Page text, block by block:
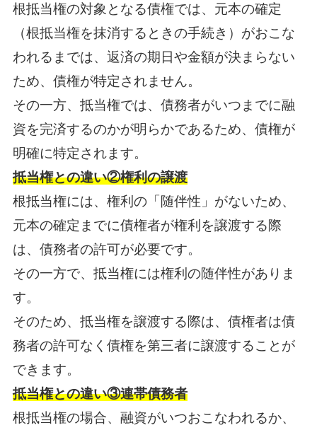
根抵当権の対象となる債権では、元本の確定
（根抵当権を抹消するときの手続き）がおこな
われるまでは、返済の期日や金額が決まらない
ため、債権が特定されません。
その一方、抵当権では、債務者がいつまでに融
資を完済するのかが明らかであるため、債権が
明確に特定されます。
抵当権との違い②権利の譲渡
根抵当権には、権利の「随伴性」がないため、
元本の確定までに債権者が権利を譲渡する際
は、債務者の許可が必要です。
その一方で、抵当権には権利の随伴性がありま
す。
そのため、抵当権を譲渡する際は、債権者は債
務者の許可なく債権を第三者に譲渡することが
できます。
抵当権との違い③連帯債務者
根抵当権の場合、融資がいつおこなわれるか、